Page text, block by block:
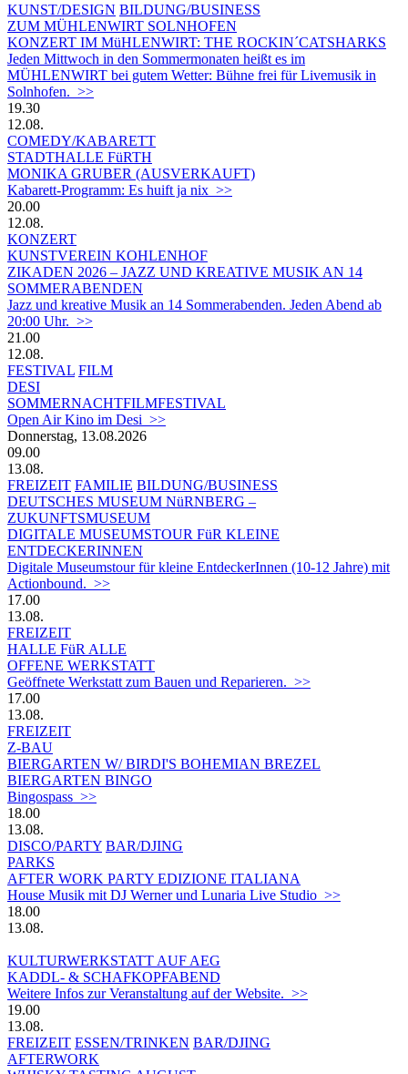
KUNST/DESIGN BILDUNG/BUSINESS
ZUM MÜHLENWIRT SOLNHOFEN
KONZERT IM MüHLENWIRT: THE ROCKIN´CATSHARKS
Jeden Mittwoch in den Sommermonaten heißt es im
MÜHLENWIRT bei gutem Wetter: Bühne frei für Livemusik in
Solnhofen. >>
19.30
12.08.
COMEDY/KABARETT
STADTHALLE FüRTH
MONIKA GRUBER (AUSVERKAUFT)
Kabarett-Programm: Es huift ja nix >>
20.00
12.08.
KONZERT
KUNSTVEREIN KOHLENHOF
ZIKADEN 2026 – JAZZ UND KREATIVE MUSIK AN 14
SOMMERABENDEN
Jazz und kreative Musik an 14 Sommerabenden. Jeden Abend ab
20:00 Uhr. >>
21.00
12.08.
FESTIVAL FILM
DESI
SOMMERNACHTFILMFESTIVAL
Open Air Kino im Desi >>
Donnerstag, 13.08.2026
09.00
13.08.
FREIZEIT FAMILIE BILDUNG/BUSINESS
DEUTSCHES MUSEUM NüRNBERG –
ZUKUNFTSMUSEUM
DIGITALE MUSEUMSTOUR FüR KLEINE
ENTDECKERINNEN
Digitale Museumstour für kleine EntdeckerInnen (10-12 Jahre) mit
Actionbound. >>
17.00
13.08.
FREIZEIT
HALLE FüR ALLE
OFFENE WERKSTATT
Geöffnete Werkstatt zum Bauen und Reparieren. >>
17.00
13.08.
FREIZEIT
Z-BAU
BIERGARTEN W/ BIRDI'S BOHEMIAN BREZEL
BIERGARTEN BINGO
Bingospass >>
18.00
13.08.
DISCO/PARTY BAR/DJING
PARKS
AFTER WORK PARTY EDIZIONE ITALIANA
House Musik mit DJ Werner und Lunaria Live Studio >>
18.00
13.08.
KULTURWERKSTATT AUF AEG
KADDL- & SCHAFKOPFABEND
Weitere Infos zur Veranstaltung auf der Website. >>
19.00
13.08.
FREIZEIT ESSEN/TRINKEN BAR/DJING
AFTERWORK